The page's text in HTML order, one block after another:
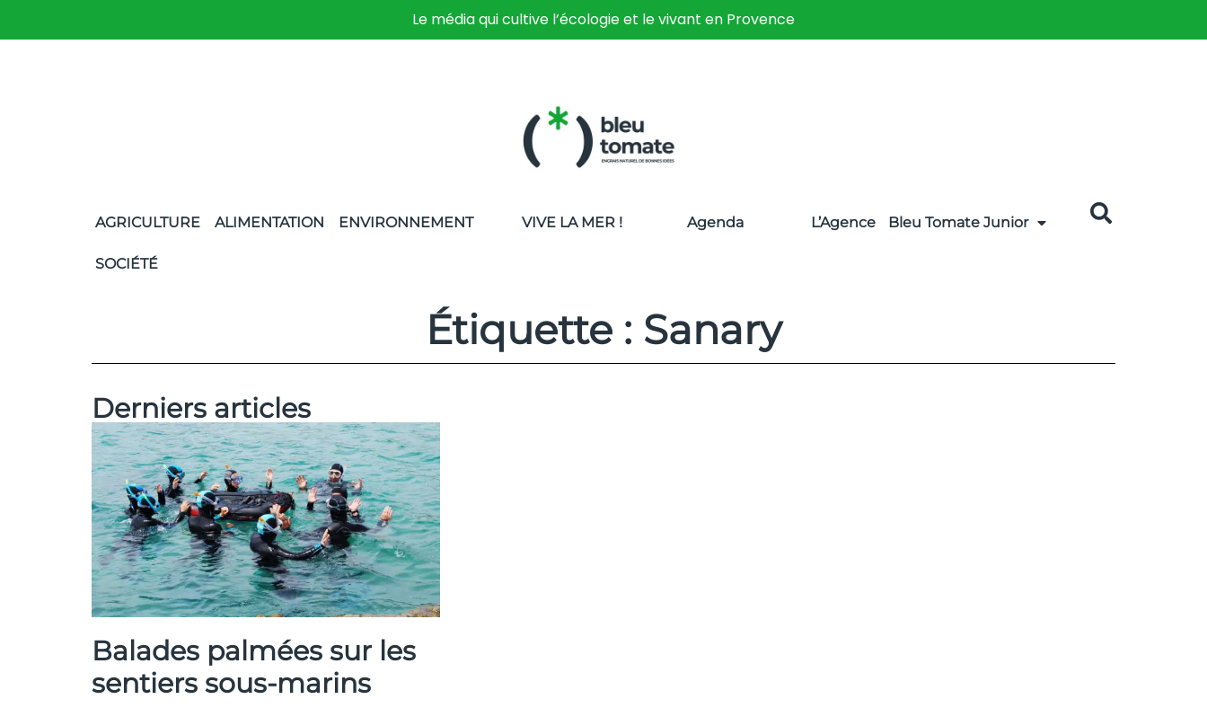
Le média qui cultive l’écologie et le vivant en Provence
AGRICULTURE ALIMENTATION ENVIRONNEMENT
SOCIÉTÉ
VIVE LA MER ! Agenda L’Agence Bleu Tomate Junior
Étiquette : Sanary
Derniers articles
Balades palmées sur les
sentiers sous-marins